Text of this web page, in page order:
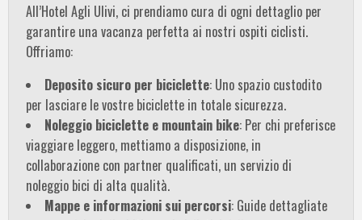
All’Hotel Agli Ulivi, ci prendiamo cura di ogni dettaglio per
garantire una vacanza perfetta ai nostri ospiti ciclisti.
Offriamo:
Deposito sicuro per biciclette: Uno spazio custodito
per lasciare le vostre biciclette in totale sicurezza.
Noleggio biciclette e mountain bike: Per chi preferisce
viaggiare leggero, mettiamo a disposizione, in
collaborazione con partner qualificati, un servizio di
noleggio bici di alta qualità.
Mappe e informazioni sui percorsi: Guide dettagliate